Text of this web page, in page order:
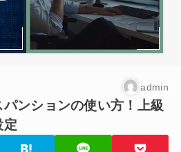
admin
ンションの使い方！上級
定